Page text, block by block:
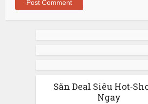
Săn Deal Siêu Hot-
Ngay